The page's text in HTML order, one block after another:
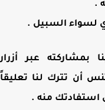
لسواء السبيل .
عبر أزرار
أن تترك لنا تعليقاً
منه .